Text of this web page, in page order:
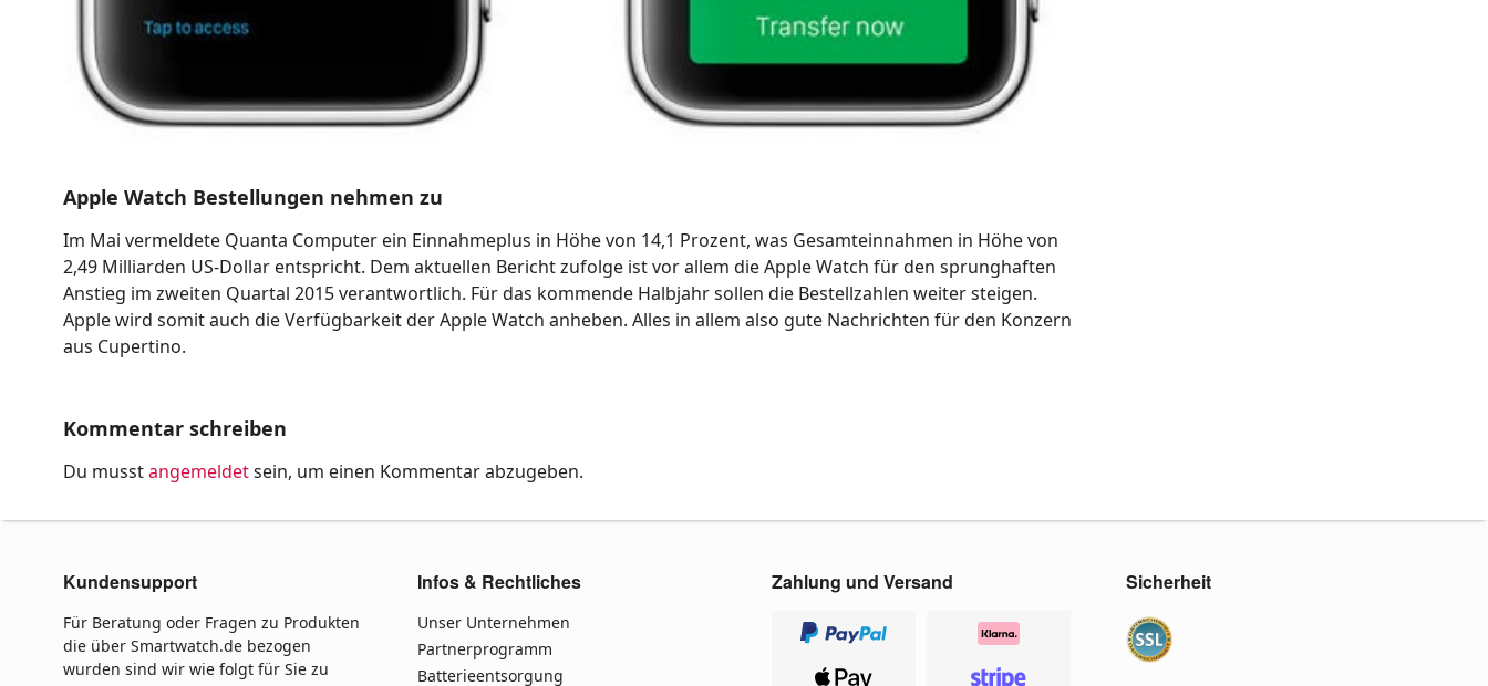
Apple Watch Bestellungen nehmen zu
Im Mai vermeldete Quanta Computer ein Einnahmeplus in Höhe von 14,1 Prozent, was Gesamteinnahmen in Höhe von
2,49 Milliarden US-Dollar entspricht. Dem aktuellen Bericht zufolge ist vor allem die Apple Watch für den sprunghaften
Anstieg im zweiten Quartal 2015 verantwortlich. Für das kommende Halbjahr sollen die Bestellzahlen weiter steigen.
Apple wird somit auch die Verfügbarkeit der Apple Watch anheben. Alles in allem also gute Nachrichten für den Konzern
aus Cupertino.
Kommentar schreiben
Du musstangemeldetsein, um einen Kommentar abzugeben.
Kundensupport
Für Beratung oder Fragen zu Produkten
die über Smartwatch.de bezogen
wurden sind wir wie folgt für Sie zu
Infos & Rechtliches
Unser Unternehmen
Partnerprogramm
Batterieentsorgung
Zahlung und Versand Sicherheit